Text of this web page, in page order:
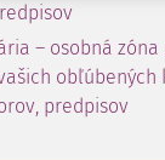
– osobná zóna
obľúbených
predpisov